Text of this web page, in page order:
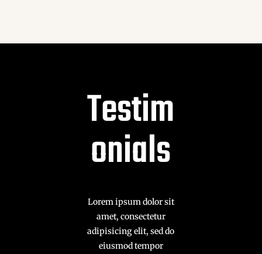
Testim
onials
Lorem ipsum dolor sit
amet, consectetur
adipisicing elit, sed do
eiusmod tempor